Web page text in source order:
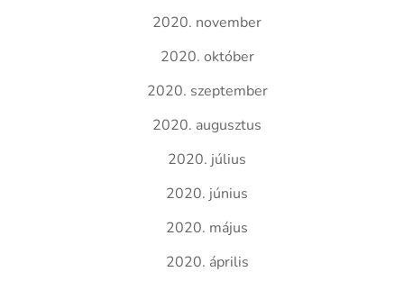
2020. november
2020. október
2020. szeptember
2020. augusztus
2020. július
2020. június
2020. május
2020. április